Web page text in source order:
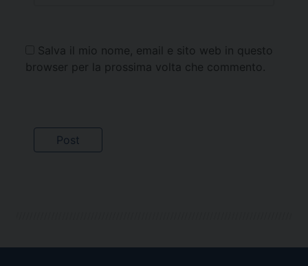
Salva il mio nome, email e sito web in questo
browser per la prossima volta che commento.